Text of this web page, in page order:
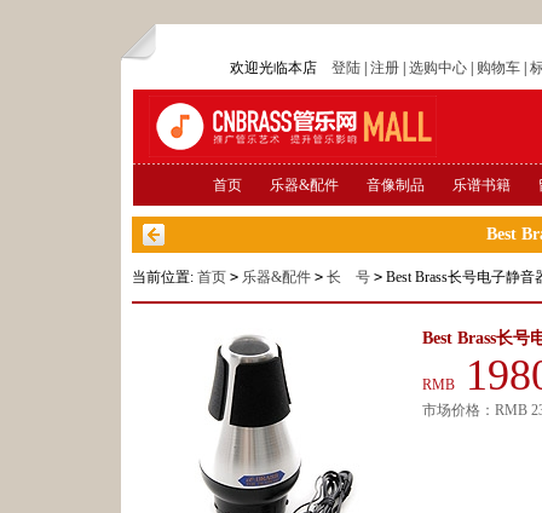
欢迎光临本店 登陆| 注册| 选购中心| 购物车|
首页 乐器&配件 音像制品 乐谱书籍
Best
当前位置: 首页 > 乐器&配件 > 长 号 > Best Brass长号电子静音
Best Brass长号
RMB
市场价格： RMB